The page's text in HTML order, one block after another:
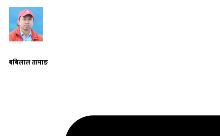
बबिलाल तामाङ